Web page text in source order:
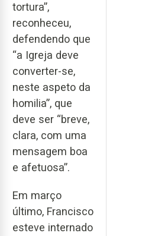
tortura”,
reconheceu,
defendendo que
“a Igreja deve
converter-se,
neste aspeto da
homilia”, que
deve ser “breve,
clara, com uma
mensagem boa
e afetuosa”.
Em março
último, Francisco
esteve internado